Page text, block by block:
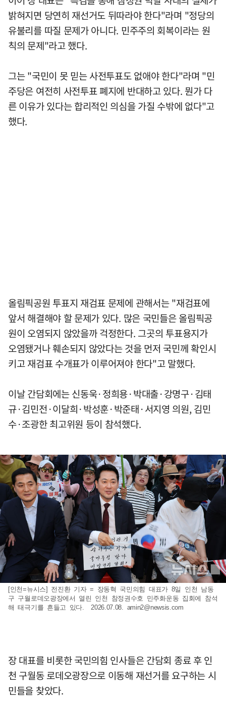
밝혀지면 당연히 재선거도 뒤따라야 한다"라며 "정당의
유불리를 따질 문제가 아니다. 민주주의 회복이라는 원
칙의 문제"라고 했다.
그는 "국민이 못 믿는 사전투표도 없애야 한다"라며 "민
주당은 여전히 사전투표 폐지에 반대하고 있다. 뭔가 다
른 이유가 있다는 합리적인 의심을 가질 수밖에 없다"고
했다.
올림픽공원 투표지 재검표 문제에 관해서는 "재검표에
앞서 해결해야 할 문제가 있다. 많은 국민들은 올림픽공
원이 오염되지 않았을까 걱정한다. 그곳의 투표용지가
오염됐거나 훼손되지 않았다는 것을 먼저 국민께 확인시
키고 재검표 수개표가 이루어져야 한다"고 말했다.
이날 간담회에는 신동욱·정희용·박대출·강명구·김태
규·김민전·이달희·박성훈·박준태·서지영 의원, 김민
수·조광한 최고위원 등이 참석했다.
[인천=뉴시스] 전진환 기자 = 장동혁 국민의힘 대표가 8일 인천 남동
구 구월로데오광장에서 열린 인천 참정권수호 민주화운동 집회에 참석
해 태극기를 흔들고 있다. 2026.07.08. amin2@newsis.com
장 대표를 비롯한 국민의힘 인사들은 간담회 종료 후 인
천 구월동 로데오광장으로 이동해 재선거를 요구하는 시
민들을 찾았다.